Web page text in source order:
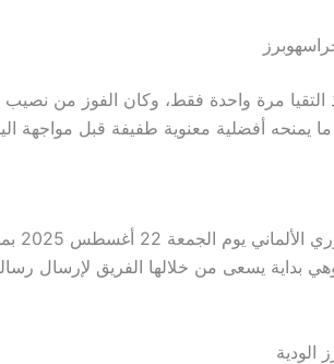
إذ التقيا مرة واحدة فقط، وكان الفوز من نصيب
يستهل
وهي بداية يسعى من خلالها الفريق لإرسال
الودية